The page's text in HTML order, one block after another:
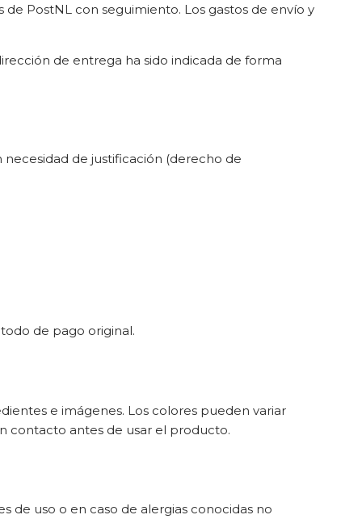
PostNL con seguimiento. Los gastos de envío y
de entrega ha sido indicada de forma
de justificación (derecho de
de pago original.
e imágenes. Los colores pueden variar
contacto antes de usar el producto.
de uso o en caso de alergias conocidas no